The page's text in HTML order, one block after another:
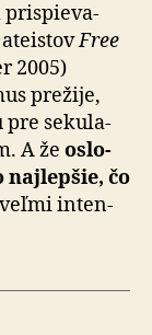
prispie­va­
Free
2005)
pre­žije,
pre se­ku­la­
A že oslo­
čo
veľmi inten­